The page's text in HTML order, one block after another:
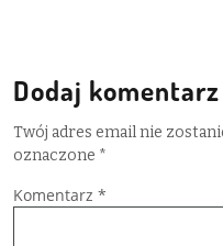
Dodaj komentarz
Twój adres email nie
oznaczone *
Komentarz *